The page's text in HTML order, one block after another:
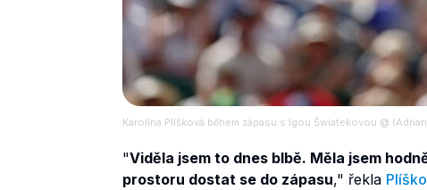
Karolína Plíšková během zápasu s Igou Šwiatekovou @
"Viděla jsem to dnes blbě. Měla jsem
prostoru dostat se do zápasu," řekla